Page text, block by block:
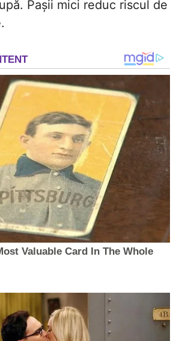
Pașii mici reduc riscul de